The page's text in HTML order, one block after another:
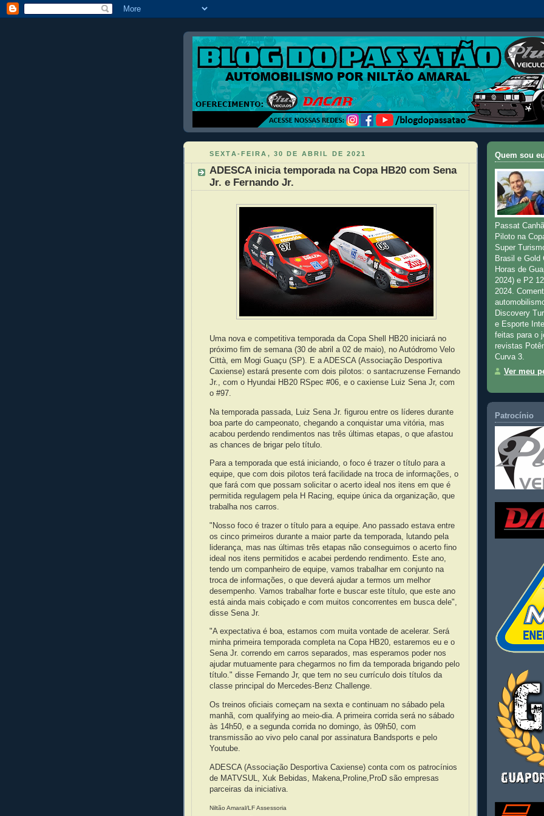
SEXTA-FEIRA, 30 DE ABRIL DE 2021
ADESCA inicia temporada na Copa HB20 com Sena
Jr. e Fernando Jr.
Uma nova e competitiva temporada da Copa Shell HB20 iniciará no
próximo fim de semana (30 de abril a 02 de maio), no Autódromo Velo
Città, em Mogi Guaçu (SP). E a ADESCA (Associação Desportiva
Caxiense) estará presente com dois pilotos: o santacruzense Fernando
Jr., com o Hyundai HB20 RSpec #06, e o caxiense Luiz Sena Jr, com
o #97.
Na temporada passada, Luiz Sena Jr. figurou entre os líderes durante
boa parte do campeonato, chegando a conquistar uma vitória, mas
acabou perdendo rendimentos nas três últimas etapas, o que afastou
as chances de brigar pelo título.
Para a temporada que está iniciando, o foco é trazer o título para a
equipe, que com dois pilotos terá facilidade na troca de informações, o
que fará com que possam solicitar o acerto ideal nos itens em que é
permitida regulagem pela H Racing, equipe única da organização, que
trabalha nos carros.
"Nosso foco é trazer o título para a equipe. Ano passado estava entre
os cinco primeiros durante a maior parte da temporada, lutando pela
liderança, mas nas últimas três etapas não conseguimos o acerto fino
ideal nos itens permitidos e acabei perdendo rendimento. Este ano,
tendo um companheiro de equipe, vamos trabalhar em conjunto na
troca de informações, o que deverá ajudar a termos um melhor
desempenho. Vamos trabalhar forte e buscar este título, que este ano
está ainda mais cobiçado e com muitos concorrentes em busca dele",
disse Sena Jr.
"A expectativa é boa, estamos com muita vontade de acelerar. Será
minha primeira temporada completa na Copa HB20, estaremos eu e o
Sena Jr. correndo em carros separados, mas esperamos poder nos
ajudar mutuamente para chegarmos no fim da temporada brigando pelo
título." disse Fernando Jr, que tem no seu currículo dois títulos da
classe principal do Mercedes-Benz Challenge.
Os treinos oficiais começam na sexta e continuam no sábado pela
manhã, com qualifying ao meio-dia. A primeira corrida será no sábado
às 14h50, e a segunda corrida no domingo, às 09h50, com
transmissão ao vivo pelo canal por assinatura Bandsports e pelo
Youtube.
ADESCA (Associação Desportiva Caxiense) conta com os patrocínios
de MATVSUL, Xuk Bebidas, Makena,Proline,ProD são empresas
parceiras da iniciativa.
Niltão Amaral/LF Assessoria
Quem sou
Passat
Piloto na
Super
Brasil e
Horas de
2024) e P2
2024.
Discovery
e Esporte
feitas para o
revistas
Curva 3.
Ver meu
Patrocínio